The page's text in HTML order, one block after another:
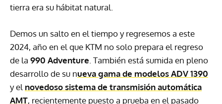
tierra era su hábitat natural.
Demos un salto en el tiempo y regresemos a este
2024, año en el que KTM no solo prepara el regreso
de la 990 Adventure . También está sumida en pleno
desarrollo de su nueva gama de modelos ADV 1390
y el novedoso sistema de transmisión automática
AMT, recientemente puesto a prueba en el pasado